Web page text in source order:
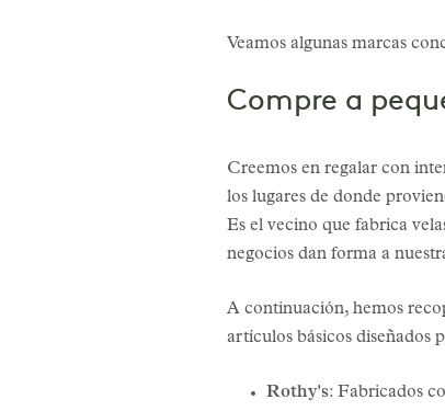
Veamos algunas marcas
Compre a
Creemos en regalar con
los lugares de donde
Es el vecino que fabrica
negocios dan forma a
A continuación, hemos
artículos básicos diseñados
Rothy's: Fabricados